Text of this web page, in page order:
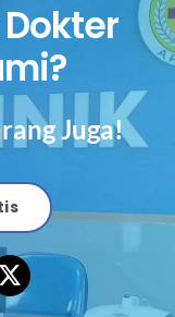
Juga!